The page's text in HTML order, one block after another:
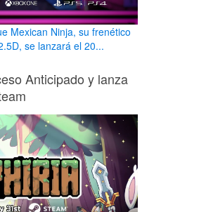
Mexican Ninja, su frenético
se lanzará el 20...
Anticipado y lanza